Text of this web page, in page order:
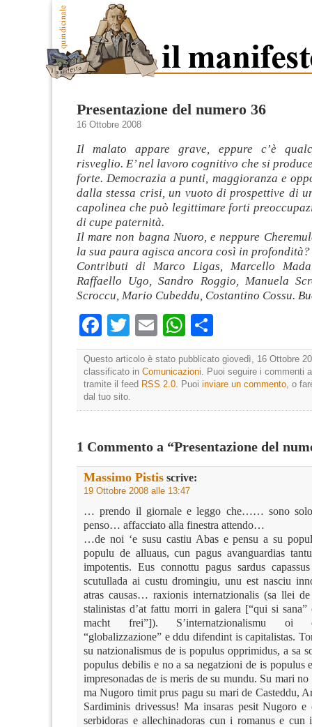
Presentazione del numero 36
16 Ottobre 2008
Il malato appare grave, eppure c’è
risveglio. E’ nel lavoro cognitivo che si
forte. Democrazia a punti, maggioranza e
dalla stessa crisi, un vuoto di prospettive di
capolinea che può legittimare forti
di cupe paternità.
Il mare non bagna Nuoro, e neppure
la sua paura agisca ancora così in profondità?
Contributi di Marco Ligas, Marcello
Raffaello Ugo, Sandro Roggio, Manuela
Scroccu, Mario Cubeddu, Costantino Cossu.
Facebook
TwitterEmailWhatsApp
Questo articolo è stato pubblicato giovedì, 16 Ottobre
classificato in Comunicazioni. Puoi seguire i commenti
tramite il feed RSS 2.0. Puoi inviare un commento, o
dal tuo sito.
1 Commento a “Presentazione del
Massimo Pistis scrive:
19 Ottobre 2008 alle 13:47
… prendo il giornale e leggo che…… sono solo
penso… affacciato alla finestra attendo…
…de noi ‘e susu castiu Abas e pensu a su
populu de alluaus, cun pagus avanguardias
impotentis. Eus connottu pagus sardus
scutullada ai custu dromingiu, unu est nasciu
atras causas… raxionis internatzionalis (sa llei de
stalinistas d’at fattu morri in galera [“qui si sana”
macht frei”]). S’internatzionalismu oi
“globalizzazione” e ddu difendint is capitalistas.
su natzionalismus de is populus opprimidus, a sa
populus debilis e no a sa negatzioni de is populus
impresonadas de is meris de su mundu. Su mari
ma Nugoro timit prus pagu su mari de Casteddu,
Sardiminis drivessus! Ma insaras pesit Nugoro e
serbidoras e allechinadoras cun i romanus e cun